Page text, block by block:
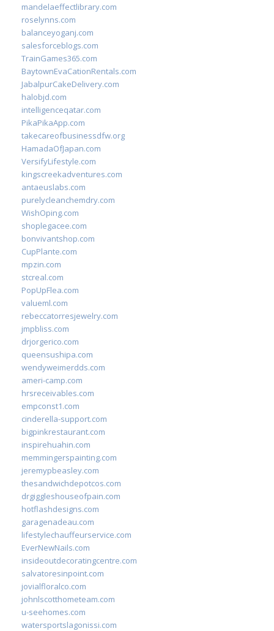
mandelaeffectlibrary.com
roselynns.com
balanceyoganj.com
salesforceblogs.com
TrainGames365.com
BaytownEvaCationRentals.com
JabalpurCakeDelivery.com
halobjd.com
intelligenceqatar.com
PikaPikaApp.com
takecareofbusinessdfw.org
HamadaOfJapan.com
VersifyLifestyle.com
kingscreekadventures.com
antaeuslabs.com
purelycleanchemdry.com
WishOping.com
shoplegacee.com
bonvivantshop.com
CupPlante.com
mpzin.com
stcreal.com
PopUpFlea.com
valueml.com
rebeccatorresjewelry.com
jmpbliss.com
drjorgerico.com
queensushipa.com
wendyweimerdds.com
ameri-camp.com
hrsreceivables.com
empconst1.com
cinderella-support.com
bigpinkrestaurant.com
inspirehuahin.com
memmingerspainting.com
jeremypbeasley.com
thesandwichdepotcos.com
drgiggleshouseofpain.com
hotflashdesigns.com
garagenadeau.com
lifestylechauffeurservice.com
EverNewNails.com
insideoutdecoratingcentre.com
salvatoresinpoint.com
jovialfloralco.com
johnlscotthometeam.com
u-seehomes.com
watersportslagonissi.com